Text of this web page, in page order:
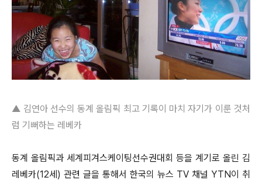
▲ 김연아 선수의 동계 올림픽 최고 기록이 마치 자기가 이룬 것처
럼 기뻐하는 레베카
동계 올림픽과 세계피겨스케이팅선수권대회 등을 계기로 올린 김
레베카(12세) 관련 글을 통해서 한국의 뉴스 TV 채널 YTN이 취